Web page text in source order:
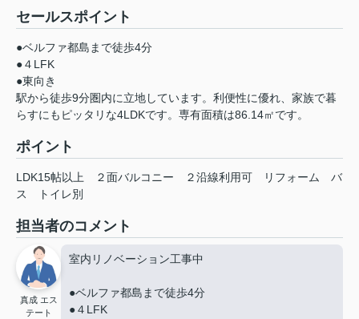
セールスポイント
●ベルファ都島まで徒歩4分
●４LFK
●東向き
駅から徒歩9分圏内に立地しています。利便性に優れ、家族で暮
らすにもピッタリな4LDKです。専有面積は86.14㎡です。
ポイント
LDK15帖以上 ２面バルコニー ２沿線利用可 リフォーム
バ
ス
トイレ別
担当者のコメント
真成 エス
テート
室内リノベーション工事中
●ベルファ都島まで徒歩4分
●４LFK